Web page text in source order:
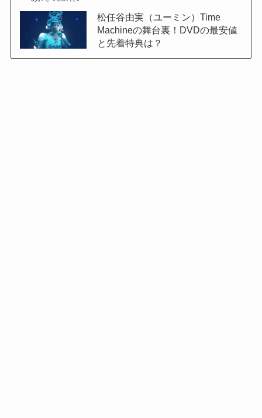
松任谷由実（ユーミン）Time
Machineの舞台裏！DVDの最安値
と先着特典は？